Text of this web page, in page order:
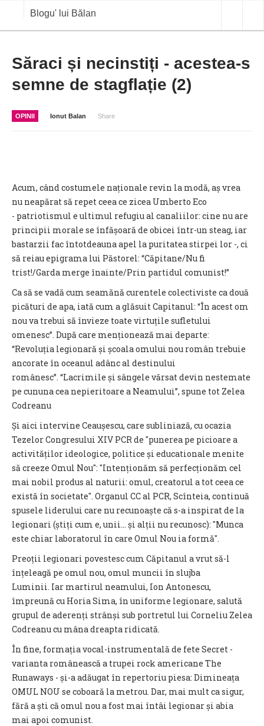
Blogu' lui Bălan
OPINII
ANALIZE
COTATII BVB
Săraci și necinstiți - acestea-s
semne de stagflație (2)
OPINII Ionut Balan Share
Acum, când costumele naționale revin la modă, aș vrea
nu neapărat să repet ceea ce zicea Umberto Eco
- patriotismul e ultimul refugiu al canaliilor: cine nu are
principii morale se înfășoară de obicei într-un steag, iar
bastarzii fac întotdeauna apel la puritatea stirpei lor -, ci
să reiau epigrama lui Păstorel: “Căpitane/Nu fi
trist!/Garda merge înainte/Prin partidul comunist!”
Ca să se vadă cum seamănă curentele colectiviste ca două
picături de apa, iată cum a glăsuit Capitanul: “În acest om
nou va trebui să învieze toate virtuțile sufletului
omenesc”. După care menționează mai departe:
“Revoluția legionară și școala omului nou român trebuie
ancorate în oceanul adânc al destinului
românesc”. “Lacrimile și sângele vărsat devin nestemate
pe cununa cea nepieritoare a Neamului”, spune tot Zelea
Codreanu
Și aici intervine Ceaușescu, care subliniază, cu ocazia
Tezelor Congresului XIV PCR de "pu­ne­rea pe picioare a
activităților ideolo­gice, politice și educationale menite
să creeze Omul Nou": "Intenționăm să perfec­țio­năm cel
mai nobil produs al naturii: omul, creatorul a tot ceea ce
există în so­cietate". Organul CC al PCR, Scînteia, continuă
spusele liderului care nu recunoaște că s-a inspirat de la
legionari (știți cum e, unii... și alții nu recunosc): "Munca
este chiar laboratorul în care Omul Nou ia formă".
Preoții legionari povestesc cum Căpitanul a vrut să-l
înțeleagă pe omul nou, omul muncii în slujba
Luminii. Iar martirul neamului, Ion Antonescu,
împreună cu Horia Sima, în uniforme legionare, salută
grupul de aderenți strânși sub portretul lui Corneliu Zelea
Codreanu cu mâna dreapta ridicată.
În fine, formația vocal-instrumentală de fete Secret -
varianta românească a trupei rock americane The
Runaways - și-a adăugat în repertoriu piesa: Dimineața
OMUL NOU se coboară la metrou. Dar, mai mult ca sigur,
fără a ști că omul nou a fost mai întâi legionar și abia
mai apoi comunist.